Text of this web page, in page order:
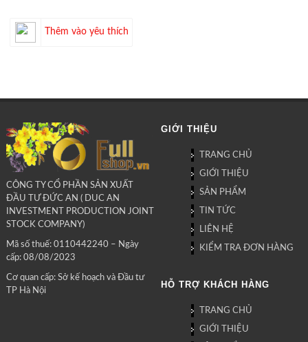
Thêm vào yêu thích
CÔNG TY CỔ PHẦN SẢN XUẤT
ĐẦU TƯ ĐỨC AN ( DUC AN
INVESTMENT PRODUCTION JOINT
STOCK COMPANY)
Mã số thuế: 0110442240 – Ngày
cấp: 08/08/2023
Cơ quan cấp: Sở kế hoạch và Đầu tư
TP Hà Nội
GIỚI THIỆU
TRANG CHỦ
GIỚI THIỆU
SẢN PHẨM
TIN TỨC
LIÊN HỆ
KIỂM TRA ĐƠN HÀNG
HỖ TRỢ KHÁCH HÀNG
TRANG CHỦ
GIỚI THIỆU